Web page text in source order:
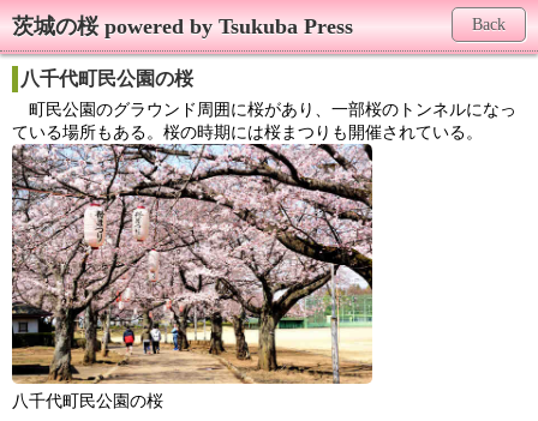
茨城の桜 powered by Tsukuba Press Back
八千代町民公園の桜
町民公園のグラウンド周囲に桜があり、一部桜のトンネルになっ
ている場所もある。桜の時期には桜まつりも開催されている。
八千代町民公園の桜